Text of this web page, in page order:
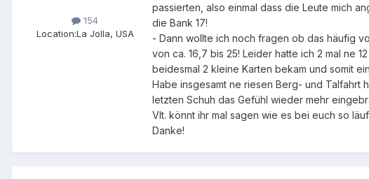
154
Location:La Jolla, USA
passierten, also einmal dass die Leute mich
die Bank 17!
- Dann wollte ich noch fragen ob das häufig
von ca. 16,7 bis 25! Leider hatte ich 2 mal ne
beidesmal 2 kleine Karten bekam und somit
Habe insgesamt ne riesen Berg- und Talfahrt
letzten Schuh das Gefühl wieder mehr
Vlt. könnt ihr mal sagen wie es bei euch so
Danke!